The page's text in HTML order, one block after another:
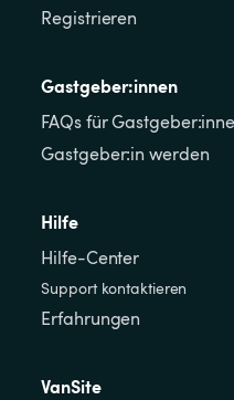
Registrieren
Gastgeber:innen
FAQs für
Gastgeber:in werden
Hilfe
Hilfe-Center
Support kontaktieren
Erfahrungen
VanSite